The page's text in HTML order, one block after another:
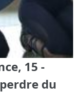
15 -
du